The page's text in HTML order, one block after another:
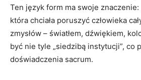
Ten język form ma swoje znaczenie:
która chciała poruszyć człowieka
zmysłów – światłem, dźwiękiem,
być nie tyle „siedzibą instytucji”, co
doświadczenia sacrum.